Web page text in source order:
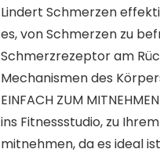
Lindert Schmerzen
es, von Schmerzen zu
Schmerzrezeptor am
Mechanismen des
EINFACH ZUM
ins Fitnessstudio, zu
mitnehmen, da es ideal